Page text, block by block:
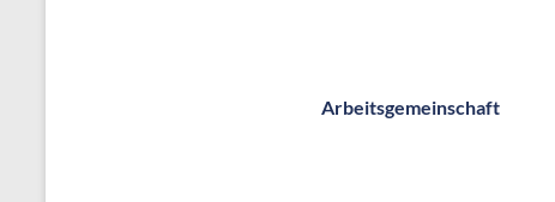
Arbeitsgemeinschaft